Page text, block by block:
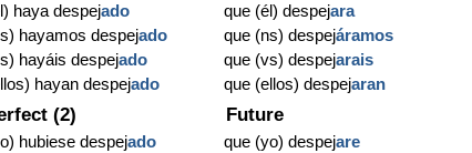
haya despejado
hayamos despejado
hayáis despejado
hayan despejado
que (él) despejara
que (ns) despejáramos
que (vs) despejarais
que (ellos) despejaran
(2)
hubiese despejado
Future
que (yo) despejare